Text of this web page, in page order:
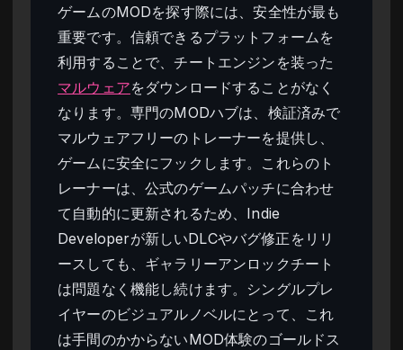
ゲームのMODを探す際には、安全性が最も
重要です。信頼できるプラットフォームを
利用することで、チートエンジンを装った
マルウェアをダウンロードすることがなく
なります。専門のMODハブは、検証済みで
マルウェアフリーのトレーナーを提供し、
ゲームに安全にフックします。これらのト
レーナーは、公式のゲームパッチに合わせ
て自動的に更新されるため、Indie
Developerが新しいDLCやバグ修正をリリ
ースしても、ギャラリーアンロックチート
は問題なく機能し続けます。シングルプレ
イヤーのビジュアルノベルにとって、これ
は手間のかからないMOD体験のゴールドス